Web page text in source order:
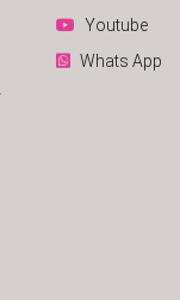
Youtube
Whats App